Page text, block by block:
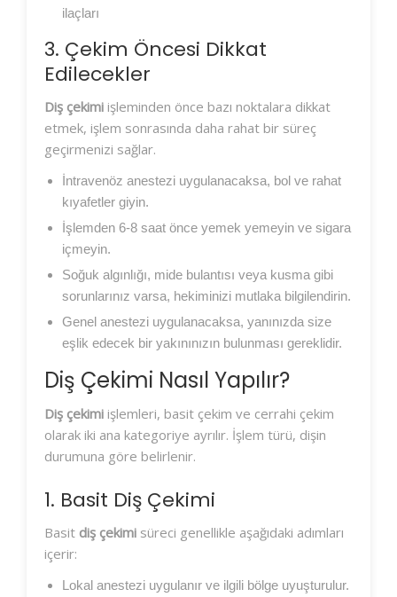
ilaçları
3. Çekim Öncesi Dikkat
Edilecekler
Diş çekimi işleminden önce bazı noktalara dikkat
etmek, işlem sonrasında daha rahat bir süreç
geçirmenizi sağlar.
İntravenöz anestezi uygulanacaksa, bol ve rahat
kıyafetler giyin.
İşlemden 6-8 saat önce yemek yemeyin ve sigara
içmeyin.
Soğuk algınlığı, mide bulantısı veya kusma gibi
sorunlarınız varsa, hekiminizi mutlaka bilgilendirin.
Genel anestezi uygulanacaksa, yanınızda size
eşlik edecek bir yakınınızın bulunması gereklidir.
Diş Çekimi Nasıl Yapılır?
Diş çekimi işlemleri, basit çekim ve cerrahi çekim
olarak iki ana kategoriye ayrılır. İşlem türü, dişin
durumuna göre belirlenir.
1. Basit Diş Çekimi
Basit diş çekimi süreci genellikle aşağıdaki adımları
içerir:
Lokal anestezi uygulanır ve ilgili bölge uyuşturulur.